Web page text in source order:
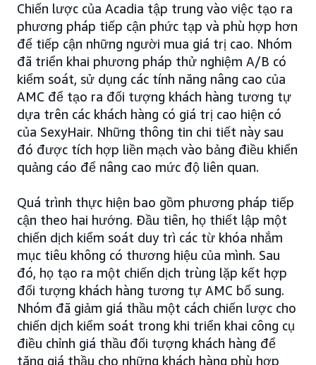
Chiến lược của Acadia tập trung vào việc tạo ra
phương pháp tiếp cận phức tạp và phù hợp hơn
để tiếp cận những người mua giá trị cao. Nhóm
đã triển khai phương pháp thử nghiệm A/B có
kiểm soát, sử dụng các tính năng nâng cao của
AMC để tạo ra đối tượng khách hàng tương tự
dựa trên các khách hàng có giá trị cao hiện có
của SexyHair. Những thông tin chi tiết này sau
đó được tích hợp liền mạch vào bảng điều khiển
quảng cáo để nâng cao mức độ liên quan.
Quá trình thực hiện bao gồm phương pháp tiếp
cận theo hai hướng. Đầu tiên, họ thiết lập một
chiến dịch kiểm soát duy trì các từ khóa nhắm
mục tiêu không có thương hiệu của mình. Sau
đó, họ tạo ra một chiến dịch trùng lặp kết hợp
đối tượng khách hàng tương tự AMC bổ sung.
Nhóm đã giảm giá thầu một cách chiến lược cho
chiến dịch kiểm soát trong khi triển khai công cụ
điều chỉnh giá thầu đối tượng khách hàng để
tăng giá thầu cho những khách hàng phù hợp